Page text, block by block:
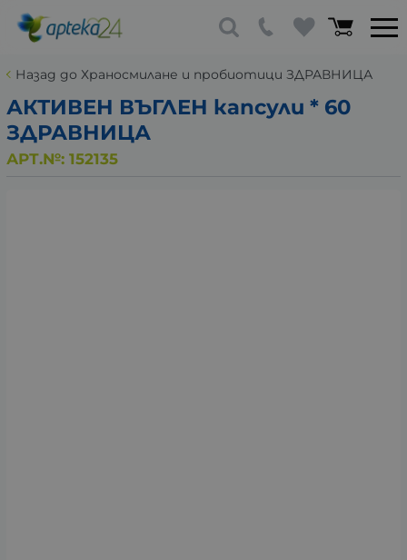
Назад до Храносмилане и пробиотици ЗДРАВНИЦА
АКТИВЕН ВЪГЛЕН капсули * 60
ЗДРАВНИЦА
АРТ.№: 152135